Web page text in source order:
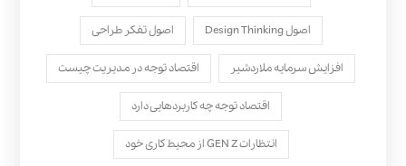
اصول Design Thinking اصول تفکر طراحی
افزایش سرمایه ملاردشیر اقتصاد توجه در مدیریت چیست
اقتصاد توجه چه کاربردهایی دارد
انتظارات GEN Z از محیط کاری خود